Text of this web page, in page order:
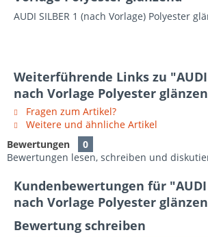
AUDI SILBER 1 (nach Vorlage) Polyester
Weiterführende Links zu "AUDI
nach Vorlage Polyester
Fragen zum Artikel?
Weitere und ähnliche Artikel
Bewertungen
0
Bewertungen lesen, schreiben und
Kundenbewertungen für "AUDI
nach Vorlage Polyester
Bewertung schreiben